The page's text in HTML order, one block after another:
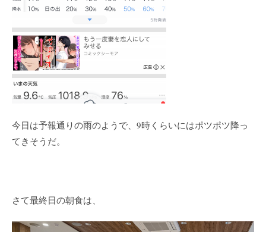
今日は予報通りの雨のようで、9時くらいにはポツポツ降っ
てきそうだ。
さて最終日の朝食は、